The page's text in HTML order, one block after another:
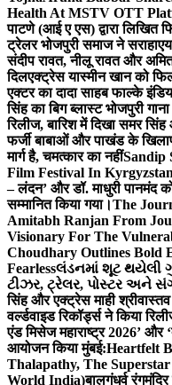
Health At MSTV OTT
पाटणे (आई ए एस) द्वारा लिखित
ट्रेलर भोजपुरी समाज ने सराहा
संदीप रावत, नीलू रावत और
दिलएक्ट्रेस यास्मीन खान को
एक्टर का दादा साहब फाल्के
सिंह का बिग ब्लास्ट भोजपुरी
रिलीज, बारिश में दिखा समर
फर्जी बाबाओं और पाखंड के खिलाफ
मार्ग है, चमत्कार का नहींSandip
Film Festival In
– लंदन’ और डॉ. माधुरी पानमंद
सम्मानित किया गया।The
Amitabh Ranjan From
Visionary For The
Choudhary Outlines Bold
Fearlessલંડનમાં શૂટ થયેલી
ટીઝર, ટ્રેલર, પોસ્ટર અને
सिंह और एक्ट्रेस माही श्रीवास्तव
वर्ल्डवाइड रिकॉर्ड्स ने किया
एंड मिसेज महाराष्ट्र 2026’ और
आयोजन किया मुंबई:Heartfelt
Thalapathy, The
World India)बालगंधर्व रंगमंदिर